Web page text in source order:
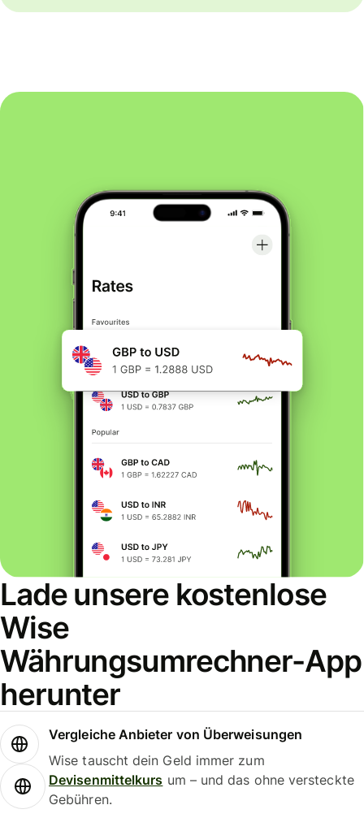
Lade unsere kostenlose
Wise
Währungsumrechner-App
herunter
Vergleiche Anbieter von Überweisungen
Wise tauscht dein Geld immer zum
Devisenmittelkurs um – und das ohne versteckte
Gebühren.